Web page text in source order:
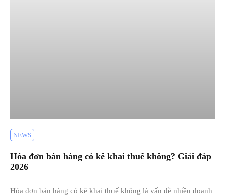
NEWS
Hóa đơn bán hàng có kê khai thuế không? Giải đáp
2026
Hóa đơn bán hàng có kê khai thuế không là vấn đề nhiều doanh